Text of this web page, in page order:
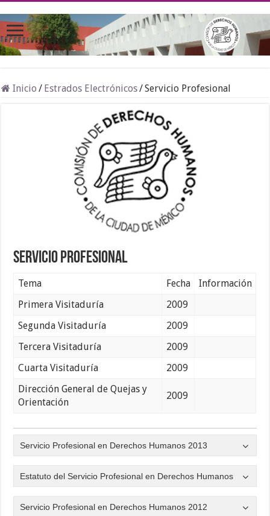
Inicio / Estrados Electrónicos/Servicio Profesional
Servicio Profesional
Tema Fecha
Información
Primera Visitaduría
2009
Segunda Visitaduría
2009
Tercera Visitaduría
2009
Cuarta Visitaduría
2009
Dirección General de Quejas y
Orientación
2009
Servicio Profesional en Derechos Humanos 2013
Estatuto del Servicio Profesional en Derechos Humanos
Servicio Profesional en Derechos Humanos 2012